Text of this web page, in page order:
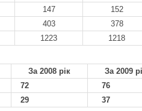
147
152
403
378
1223 1218
За 2008 рік
За 2009
72
76
29
37